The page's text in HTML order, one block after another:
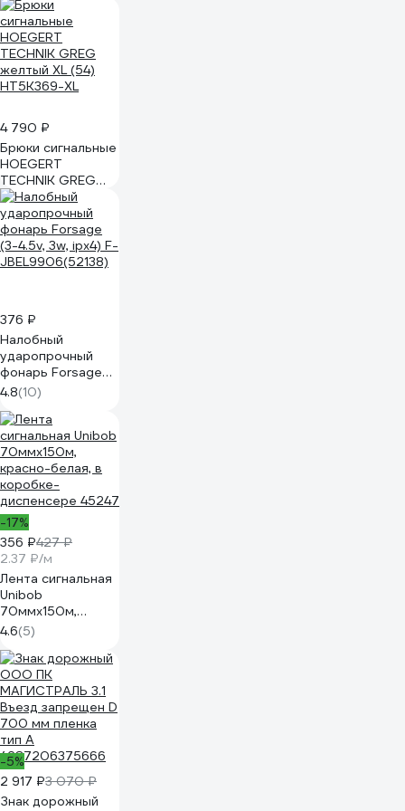
скорости - 20 км/
ч пл. тип "А", II т/
р(D700мм) 00-
00003478-20
4 790 ₽
Брюки сигнальные
HOEGERT
TECHNIK GREG
желтый XL (54)
HT5K369-XL
376 ₽
Налобный
ударопрочный
фонарь Forsage
(3-4.5v, 3w, ipx4) F-
JBEL9906(52138)
4.8(10)
-17%
356 ₽427 ₽
2.37 ₽/м
Лента сигнальная
Unibob
70ммх150м,
красно-белая, в
коробке-
диспенсере 45247
4.6(5)
-5%
2 917 ₽3 070 ₽
Знак дорожный